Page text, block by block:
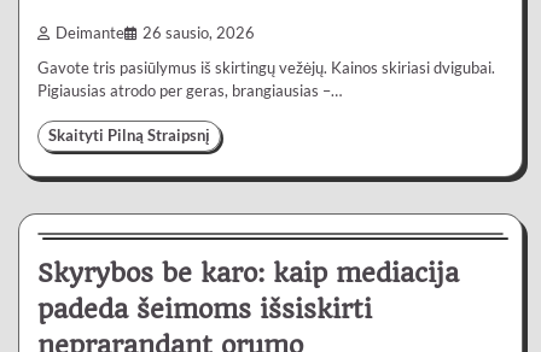
Deimante 26 sausio, 2026
Gavote tris pasiūlymus iš skirtingų vežėjų. Kainos skiriasi dvigubai.
Pigiausias atrodo per geras, brangiausias –…
Skaityti Pilną Straipsnį
Skyrybos be karo: kaip mediacija
padeda šeimoms išsiskirti
neprarandant orumo